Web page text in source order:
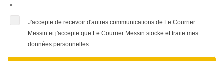
*
J'accepte de recevoir d'autres communications de Le Courrier
Messin et j'accepte que Le Courrier Messin stocke et traite mes
données personnelles.